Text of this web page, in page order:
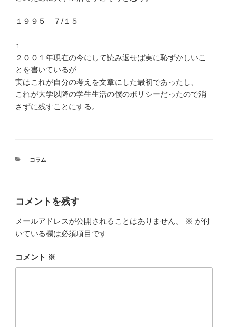
１９９５ ７/１５
↑
２００１年現在の今にして読み返せば実に恥ずかしいこ
とを書いているが
実はこれが自分の考えを文章にした最初であったし、
これが大学以降の学生生活の僕のポリシーだったので消
さずに残すことにする。
カ
コラム
コメントを残す
メールアドレスが公開されることはありません。 ※ が付
いている欄は必須項目です
コメント ※